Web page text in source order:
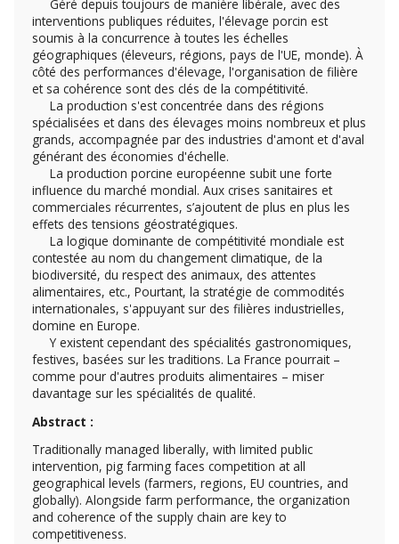
Géré depuis toujours de manière libérale, avec des
interventions publiques réduites, l'élevage porcin est
soumis à la concurrence à toutes les échelles
géographiques (éleveurs, régions, pays de l'UE, monde). À
côté des performances d'élevage, l'organisation de filière
et sa cohérence sont des clés de la compétitivité.
La production s'est concentrée dans des régions
spécialisées et dans des élevages moins nombreux et plus
grands, accompagnée par des industries d'amont et d'aval
générant des économies d'échelle.
La production porcine européenne subit une forte
influence du marché mondial. Aux crises sanitaires et
commerciales récurrentes, s’ajoutent de plus en plus les
effets des tensions géostratégiques.
La logique dominante de compétitivité mondiale est
contestée au nom du changement climatique, de la
biodiversité, du respect des animaux, des attentes
alimentaires, etc., Pourtant, la stratégie de commodités
internationales, s'appuyant sur des filières industrielles,
domine en Europe.
Y existent cependant des spécialités gastronomiques,
festives, basées sur les traditions. La France pourrait –
comme pour d'autres produits alimentaires – miser
davantage sur les spécialités de qualité.
Abstract :
Traditionally managed liberally, with limited public
intervention, pig farming faces competition at all
geographical levels (farmers, regions, EU countries, and
globally). Alongside farm performance, the organization
and coherence of the supply chain are key to
competitiveness.